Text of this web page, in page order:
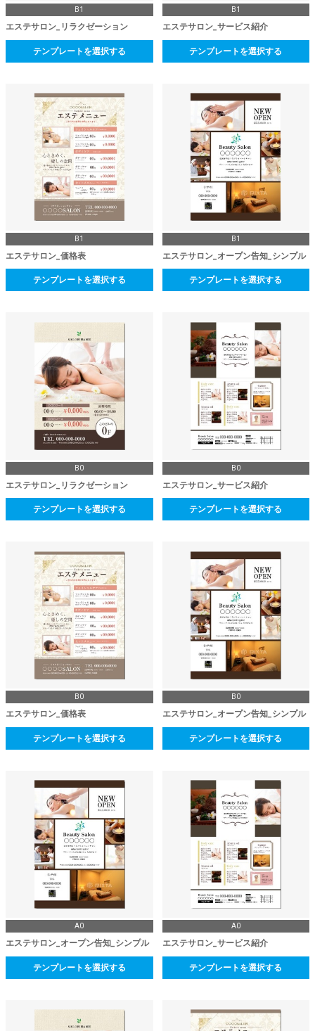
B1
エステサロン_リラクゼーション
テンプレートを選択する
B1
エステサロン_サービス紹介
テンプレートを選択する
B1
エステサロン_価格表
テンプレートを選択する
B1
エステサロン_オープン告知_シンプル
テンプレートを選択する
B0
エステサロン_リラクゼーション
テンプレートを選択する
B0
エステサロン_サービス紹介
テンプレートを選択する
B0
エステサロン_価格表
テンプレートを選択する
B0
エステサロン_オープン告知_シンプル
テンプレートを選択する
A0
エステサロン_オープン告知_シンプル
テンプレートを選択する
A0
エステサロン_サービス紹介
テンプレートを選択する